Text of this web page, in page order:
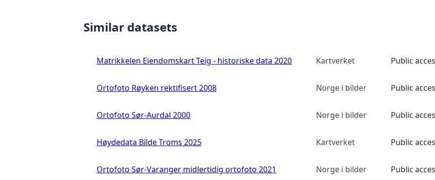
Similar datasets
Matrikkelen Eiendomskart Teig - historiske data 2020 Kartverket Public
Ortofoto Røyken rektifisert 2008 Norge i bilder Public
Ortofoto Sør-Aurdal 2000 Norge i bilder Public
Høydedata Bilde Troms 2025 Kartverket Public
Ortofoto Sør-Varanger midlertidig ortofoto 2021 Norge i bilder Public